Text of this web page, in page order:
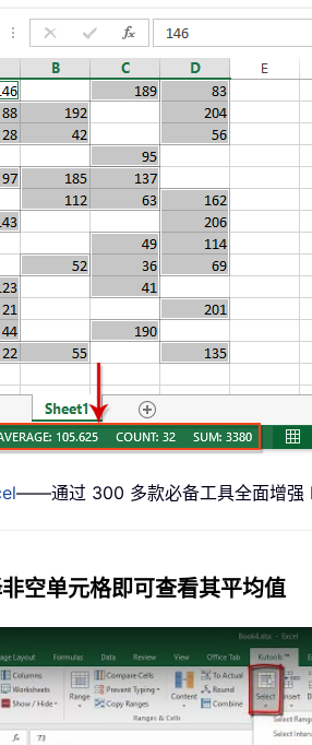
——通过 300 多款必备工具全面增强
空单元格即可查看其平均值